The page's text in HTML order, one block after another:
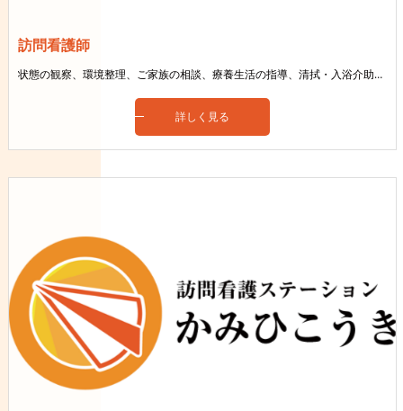
訪問看護師
状態の観察、環境整理、ご家族の相談、療養生活の指導、清拭・入浴介助、医療依存の管理など
詳しく見る